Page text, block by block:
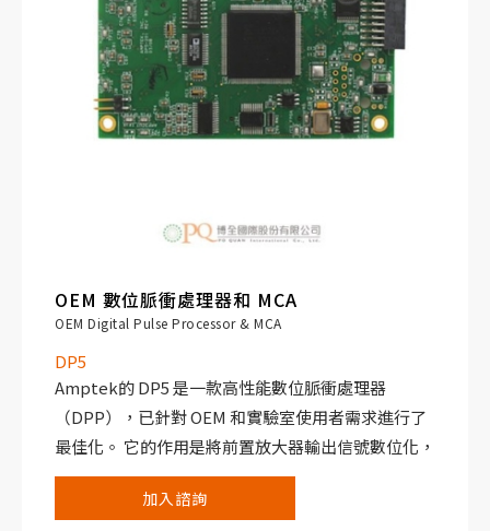
OEM 數位脈衝處理器和 MCA
OEM Digital Pulse Processor & MCA
DP5
Amptek的 DP5 是一款高性能數位脈衝處理器
（DPP），已針對 OEM 和實驗室使用者需求進行了
最佳化。 它的作用是將前置放大器輸出信號數位化，
取代了傳統類比光譜系統中的整形放大器和 MCA。
與傳統系統相比，DP5 的優勢明顯，這些優勢包括改
加入諮詢